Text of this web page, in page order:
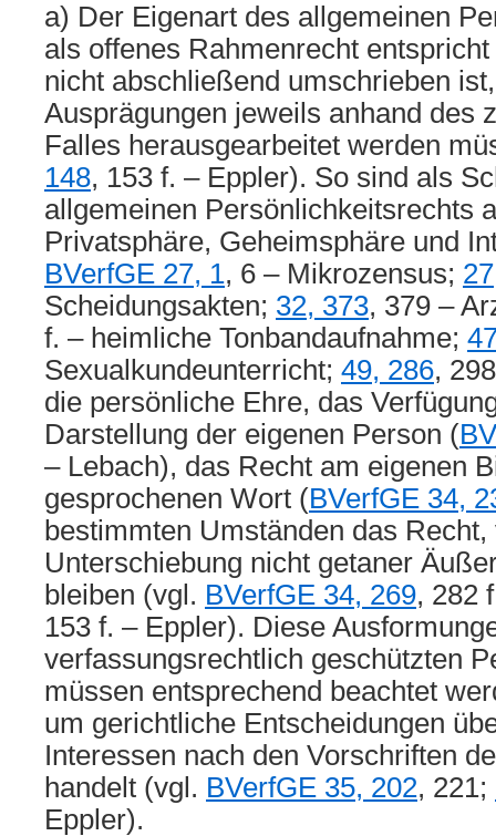
a) Der Eigenart des allgemeinen
als offenes Rahmenrecht
nicht abschließend umschrieben
Ausprägungen jeweils anhand des
Falles herausgearbeitet werden
148, 153 f. – Eppler). So sind als
allgemeinen Persönlichkeitsrechts
Privatsphäre, Geheimsphäre und
BVerfGE 27, 1, 6 – Mikrozensus;
Scheidungsakten; 32, 373, 379 –
f. – heimliche Tonbandaufnahme;
Sexualkundeunterricht; 49, 286,
die persönliche Ehre, das
Darstellung der eigenen Person (
– Lebach), das Recht am eigenen
gesprochenen Wort (BVerfGE 34,
bestimmten Umständen das Recht,
Unterschiebung nicht getaner
bleiben (vgl. BVerfGE 34, 269, 282
153 f. – Eppler). Diese
verfassungsrechtlich geschützten
müssen entsprechend beachtet
um gerichtliche Entscheidungen
Interessen nach den Vorschriften
handelt (vgl. BVerfGE 35, 202, 221;
Eppler).